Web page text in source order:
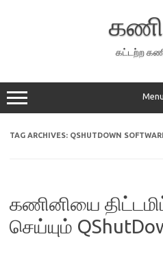
கட்டற்ற
Menu
TAG ARCHIVES: QSHUTDOWN
கணினியை
செய்யும்